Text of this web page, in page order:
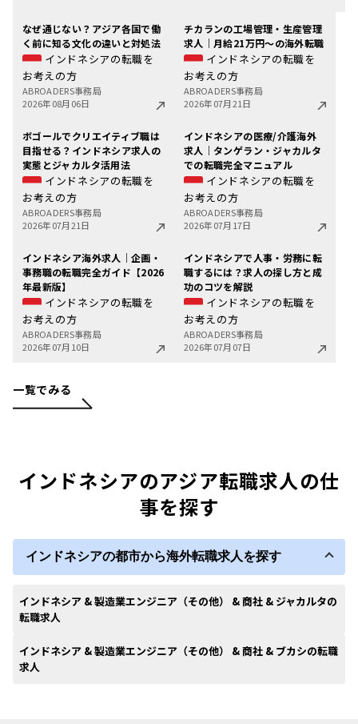
なぜ通じない？アジア各国で働
く前に知る文化の違いと対処法
インドネシアの転職を
お考えの方
ABROADERS事務局
2026年08月06日
チカランの工場管理・生産管理
求人｜月給21万円〜の海外転職
インドネシアの転職を
お考えの方
ABROADERS事務局
2026年07月21日
ボゴールでクリエイティブ職は
目指せる？インドネシア求人の
実態とジャカルタ活用法
インドネシアの転職を
お考えの方
ABROADERS事務局
2026年07月21日
インドネシアの医療/介護海外
求人｜タンゲラン・ジャカルタ
での転職完全マニュアル
インドネシアの転職を
お考えの方
ABROADERS事務局
2026年07月17日
インドネシア海外求人｜企画・
事務職の転職完全ガイド【2026
年最新版】
インドネシアの転職を
お考えの方
ABROADERS事務局
2026年07月10日
インドネシアで人事・労務に転
職するには？求人の探し方と成
功のコツを解説
インドネシアの転職を
お考えの方
ABROADERS事務局
2026年07月07日
一覧でみる
インドネシアのアジア転職求人の仕
事を探す
インドネシアの都市から海外転職求人を探す
インドネシア & 製造業エンジニア（その他） & 商社 & ジャカルタの
転職求人
インドネシア & 製造業エンジニア（その他） & 商社 & ブカシの転職
求人